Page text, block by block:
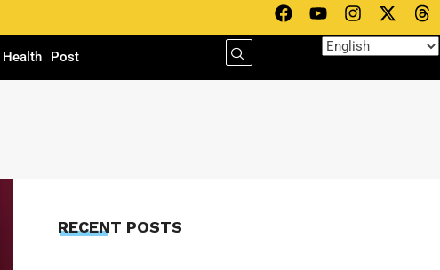
Health Post
RECENT POSTS